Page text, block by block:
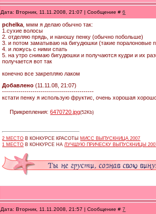
Дата: Вторник, 11.11.2008, 21:07 | Сообщение #6
pchelka, ммм я делаю обычно так:
1.сухие волосы
2. отделяю прядь, и наношу пенку (обычно побольше)
3. и потом заматываю на бигудюшки (такие поралоновые
4. и ложусь с ними спать
5. на утро снимаю бигудюшки и получаются кудри и их
получается вот так
конечно все закрепляю лаком
Добавлено (11.11.08, 21:07)
---------------------------------------------
кстати пенку я использую фруктис, очень хорошая
Прикрепления:6470720.jpg(52Kb)
2 МЕСТО В КОНКУРСЕ КРАСОТЫ МИСС ВЫПУСКНИЦА 2007
1 МЕСТО В КОНКУРСЕ НАЛУЧШУЮ ПРИЧЕСКУ ВЫПУСКНИЦЫ
Дата: Вторник, 11.11.2008, 21:57 | Сообщение #7